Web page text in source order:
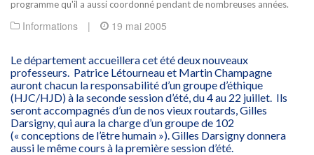
programme qu'il a aussi coordonné pendant de nombreuses années.
Informations | 19 mai 2005
Le département accueillera cet été deux nouveaux
professeurs. Patrice Létourneau et Martin Champagne
auront chacun la responsabilité d’un groupe d’éthique
(HJC/HJD) à la seconde session d’été, du 4 au 22 juillet. Ils
seront accompagnés d’un de nos vieux routards, Gilles
Darsigny, qui aura la charge d’un groupe de 102
(« conceptions de l’être humain »). Gilles Darsigny donnera
aussi le même cours à la première session d’été.